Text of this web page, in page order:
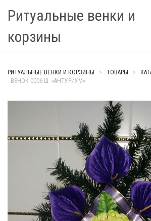
Ритуальные венки и
корзины
РИТУАЛЬНЫЕ ВЕНКИ И КОРЗИНЫ > ТОВАРЫ >
ВЕНОК 0006 Ш. «АНТУРИУМ»